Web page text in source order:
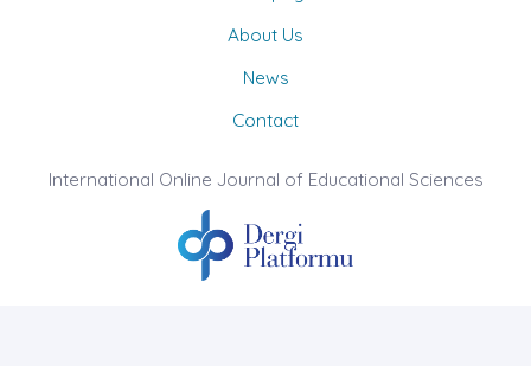
About Us
News
Contact
International Online Journal of Educational Sciences